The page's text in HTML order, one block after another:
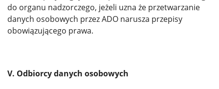
do organu nadzorczego, jeżeli uzna że przetwarzanie
danych osobowych przez ADO narusza przepisy
obowiązującego prawa.
V. Odbiorcy danych osobowych